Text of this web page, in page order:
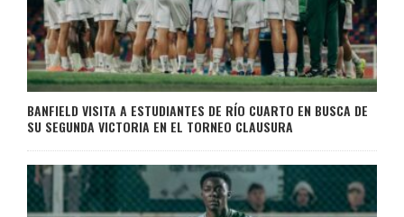
BANFIELD VISITA A ESTUDIANTES DE RÍO CUARTO EN BUSCA DE
SU SEGUNDA VICTORIA EN EL TORNEO CLAUSURA